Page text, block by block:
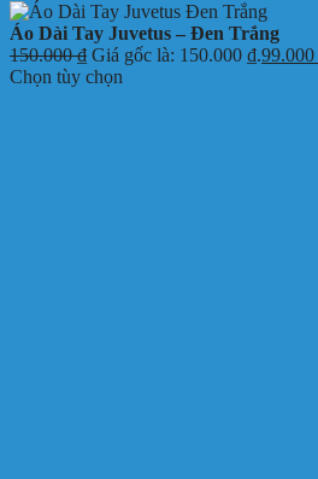
Áo Dài Tay Juvetus – Đen Trắng
150.000₫ Giá gốc là: 150.000 ₫.99.000
Chọn tùy chọn